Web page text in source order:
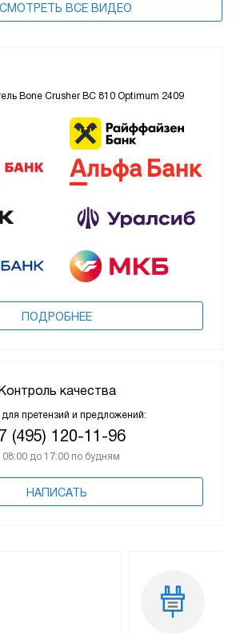
ВСЕ ВИДЕО
Bone Crusher BC 810 Optimum 2409
ПОДРОБНЕЕ
Контроль качества
претензий и предложений:
(495) 120-11-96
08:00 до 17:00 по будням
НАПИСАТЬ